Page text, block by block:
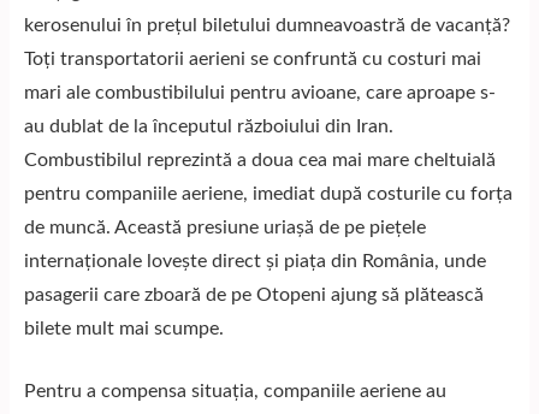
kerosenului în prețul biletului dumneavoastră de vacanță?
Toți transportatorii aerieni se confruntă cu costuri mai
mari ale combustibilului pentru avioane, care aproape s-
au dublat de la începutul războiului din Iran.
Combustibilul reprezintă a doua cea mai mare cheltuială
pentru companiile aeriene, imediat după costurile cu forța
de muncă. Această presiune uriașă de pe piețele
internaționale lovește direct și piața din România, unde
pasagerii care zboară de pe Otopeni ajung să plătească
bilete mult mai scumpe.
Pentru a compensa situația, companiile aeriene au